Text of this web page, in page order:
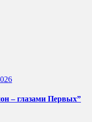
глазами Первых”